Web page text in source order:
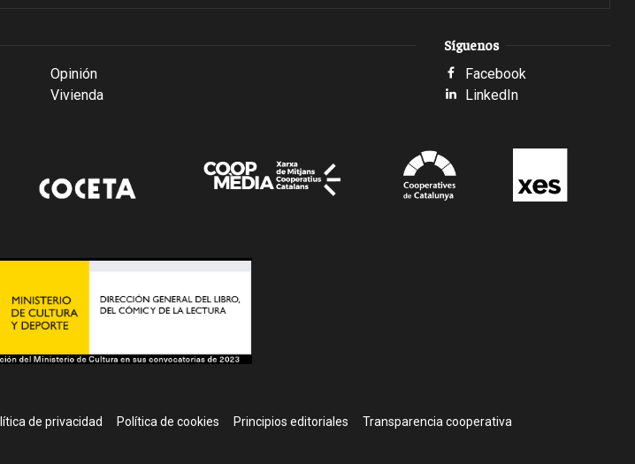
Opinión
Vivienda
Síguenos
Facebook
LinkedIn
de privacidad Política de cookies Principios editoriales Transparencia cooperativa